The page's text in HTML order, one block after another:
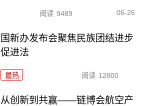
阅读 9489 06-26
国新办发布会聚焦民族团结进步
促进法
最热 阅读 12800
从创新到共赢——链博会航空产